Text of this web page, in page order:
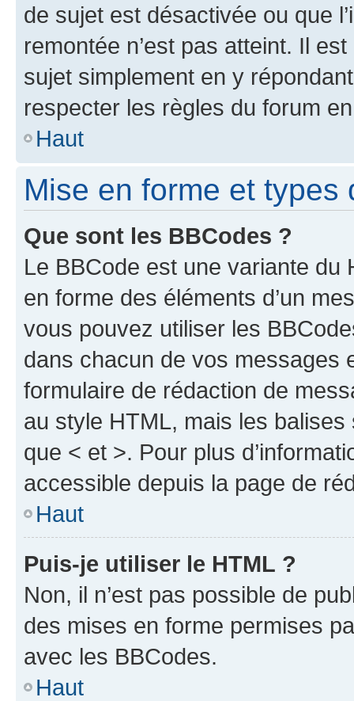
de sujet est désactivée ou que
remontée n’est pas atteint. Il
sujet simplement en y
respecter les règles du forum
Haut
Mise en forme et types
Que sont les BBCodes ?
Le BBCode est une variante du
en forme des éléments d’un
vous pouvez utiliser les
dans chacun de vos messages
formulaire de rédaction de
au style HTML, mais les
que < et >. Pour plus
accessible depuis la page de
Haut
Puis-je utiliser le HTML ?
Non, il n’est pas possible de
des mises en forme permises
avec les BBCodes.
Haut